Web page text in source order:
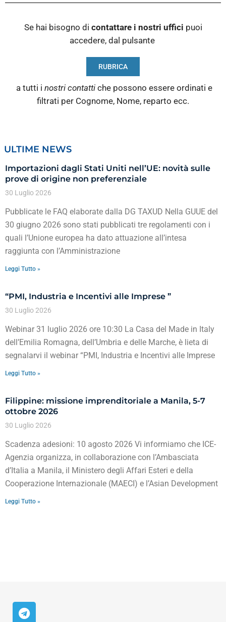
Se hai bisogno di contattare i nostri uffici puoi
accedere, dal pulsante
RUBRICA
a tutti i nostri contatti che possono essere ordinati e
filtrati per Cognome, Nome, reparto ecc.
ULTIME NEWS
Importazioni dagli Stati Uniti nell’UE: novità sulle
prove di origine non preferenziale
30 Luglio 2026
Pubblicate le FAQ elaborate dalla DG TAXUD Nella GUUE del
30 giugno 2026 sono stati pubblicati tre regolamenti con i
quali l’Unione europea ha dato attuazione all’intesa
raggiunta con l’Amministrazione
Leggi Tutto »
“PMI, Industria e Incentivi alle Imprese ”
30 Luglio 2026
Webinar 31 luglio 2026 ore 10:30 La Casa del Made in Italy
dell’Emilia Romagna, dell’Umbria e delle Marche, è lieta di
segnalarvi il webinar “PMI, Industria e Incentivi alle Imprese
Leggi Tutto »
Filippine: missione imprenditoriale a Manila, 5-7
ottobre 2026
30 Luglio 2026
Scadenza adesioni: 10 agosto 2026 Vi informiamo che ICE-
Agenzia organizza, in collaborazione con l’Ambasciata
d’Italia a Manila, il Ministero degli Affari Esteri e della
Cooperazione Internazionale (MAECI) e l’Asian Development
Leggi Tutto »